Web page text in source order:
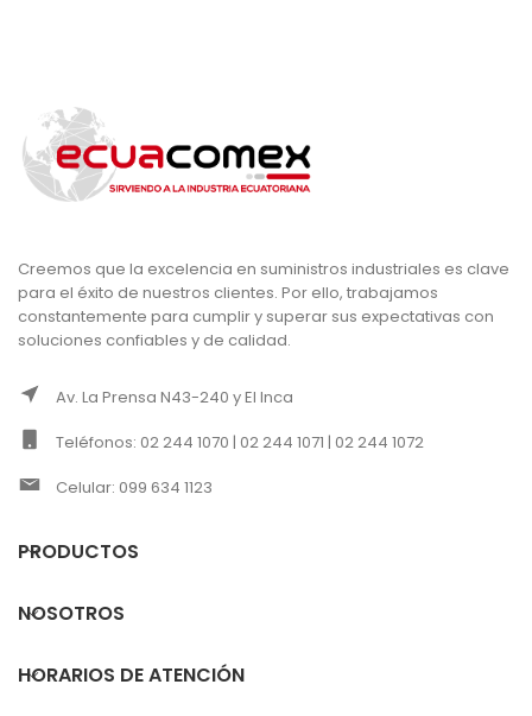
Creemos que la excelencia en suministros industriales es clave
para el éxito de nuestros clientes. Por ello, trabajamos
constantemente para cumplir y superar sus expectativas con
soluciones confiables y de calidad.
Av. La Prensa N43-240 y El Inca
Teléfonos: 02 244 1070 | 02 244 1071 | 02 244 1072
Celular: 099 634 1123
PRODUCTOS
NOSOTROS
HORARIOS DE ATENCIÓN